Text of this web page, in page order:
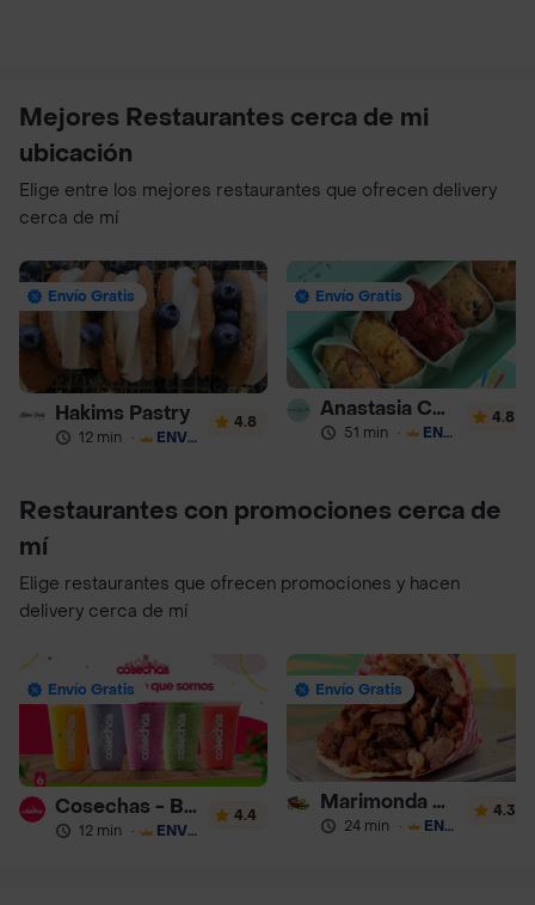
Mejores Restaurantes cerca de mi
ubicación
Elige entre los mejores restaurantes que ofrecen delivery
cerca de mí
Envío Gratis
Hakims Pastry
12 min · ENVÍO GRATIS
4.8
Envío Gratis
Anastasia Cookies
51 min · ENVÍO GRATIS
4.8
Restaurantes con promociones cerca de
mí
Elige restaurantes que ofrecen promociones y hacen
delivery cerca de mí
Envío Gratis
Cosechas - Batidos
12 min · ENVÍO GRATIS
4.4
Envío Gratis
Marimonda del Mono
24 min · ENVÍO GRATIS
4.3